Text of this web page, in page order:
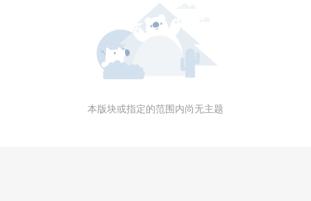
本版块或指定的范围内尚无主题